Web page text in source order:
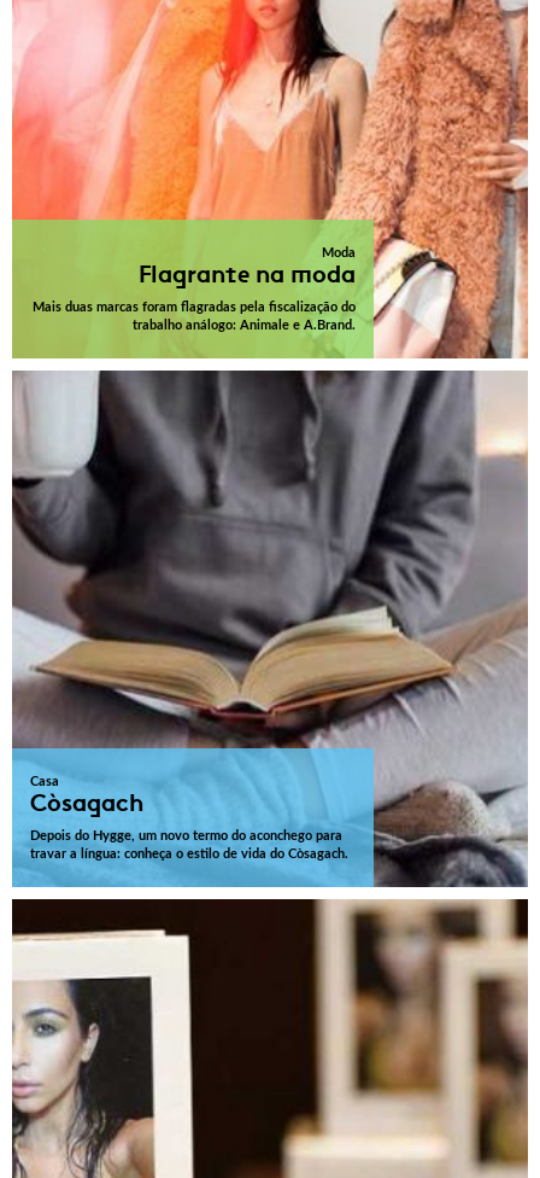
Moda
Flagrante na moda
Mais duas marcas foram flagradas pela fiscalização do
trabalho análogo: Animale e A.Brand.
Casa
Còsagach
Depois do Hygge, um novo termo do aconchego para
travar a língua: conheça o estilo de vida do Còsagach.